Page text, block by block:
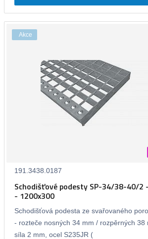
Akce
191.3438.0187
Schodišťové podesty SP-34/38-40/2
- 1200x300
Schodišťová podesta ze svařovaného
- rozteče nosných 34 mm / rozpěrných 38
síla 2 mm, ocel S235JR (